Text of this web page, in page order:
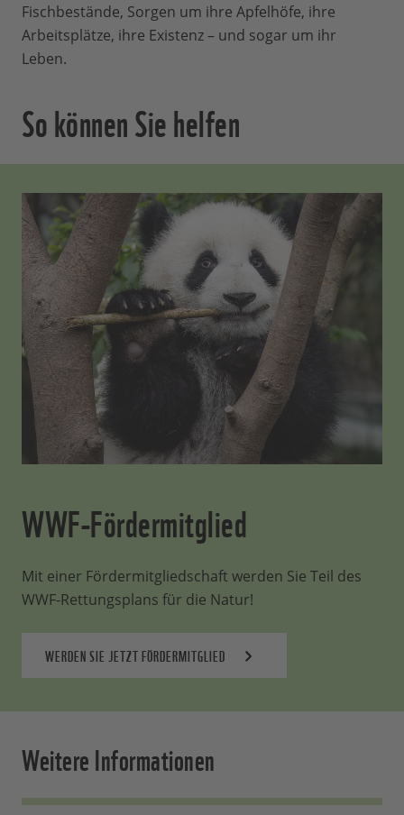
Fischbestände, Sorgen um ihre Apfelhöfe, ihre
Arbeitsplätze, ihre Existenz – und sogar um ihr
Leben.
So können Sie helfen
WWF-Fördermitglied
Mit einer Fördermitgliedschaft werden Sie Teil des
WWF-Rettungsplans für die Natur!
WERDEN SIE JETZT FÖRDERMITGLIED
Weitere Informationen